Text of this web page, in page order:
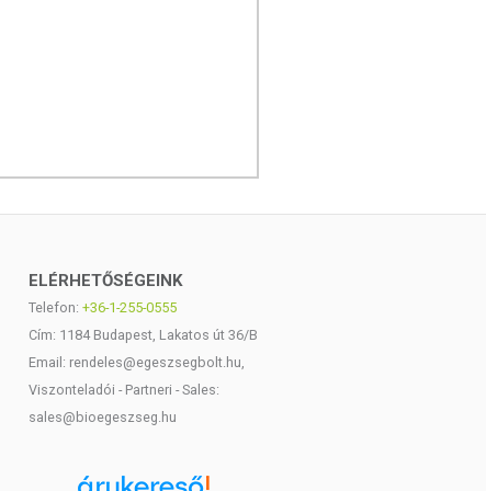
ELÉRHETŐSÉGEINK
Telefon: +36-1-255-0555
Cím: 1184 Budapest, Lakatos út 36/B
Email: rendeles@egeszsegbolt.hu,
Viszonteladói - Partneri - Sales:
sales@bioegeszseg.hu